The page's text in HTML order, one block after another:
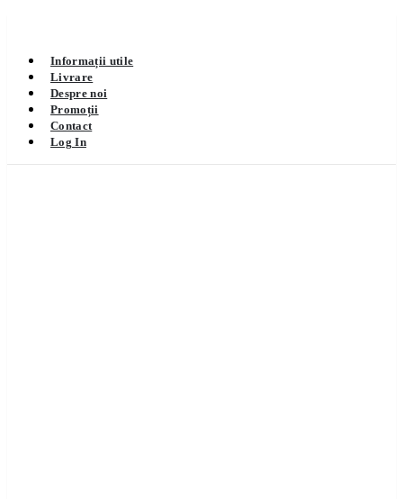
Informații utile
Livrare
Despre noi
Promoții
Contact
Log In